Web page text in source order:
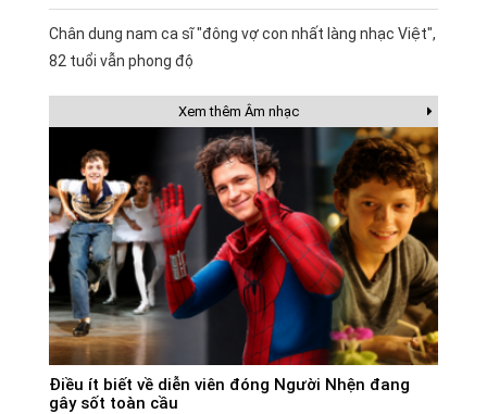
Chân dung nam ca sĩ "đông vợ con nhất làng nhạc Việt",
82 tuổi vẫn phong độ
Xem thêm Âm nhạc
Điều ít biết về diễn viên đóng Người Nhện đang
gây sốt toàn cầu